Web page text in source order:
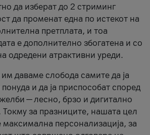
да изберат до 2 стриминг
да променат една по истекот на
претплата, и тоа
е дополнително збогатена и со
одредени атрактивни уреди.
даваме слобода самите да ја
понуда и да ја приспособат според
— лесно, брзо и дигитално
Токму за празниците, нашата цел
персонализација, за